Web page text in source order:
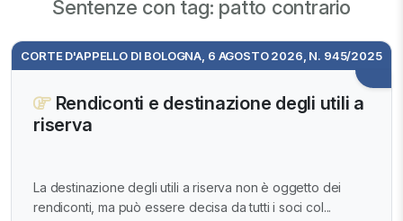
Sentenze con tag: patto contrario
CORTE D'APPELLO DI BOLOGNA, 6 AGOSTO 2026, N. 945/2025
Rendiconti e destinazione degli utili a
riserva
La destinazione degli utili a riserva non è oggetto dei
rendiconti, ma può essere decisa da tutti i soci col...